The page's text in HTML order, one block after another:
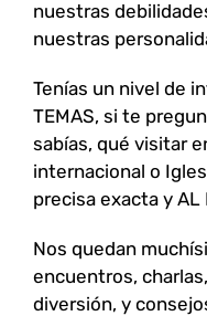
nuestras
nuestras
Tenías un nivel de
TEMAS, si te
sabías, qué visitar
internacional o
precisa exacta y AL
Nos quedan
encuentros,
diversión, y